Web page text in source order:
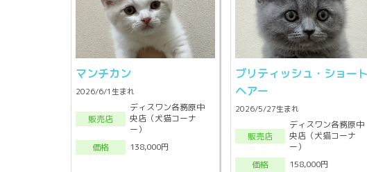
マンチカン
2026/6/1生まれ
販売店
ディスワン各務原中
央店（犬猫コーナ
ー）
価格
138,000円
ブリティッシュ・ショート
ヘアー
2026/5/27生まれ
販売店
ディスワン各務原中
央店（犬猫コーナ
ー）
価格
158,000円